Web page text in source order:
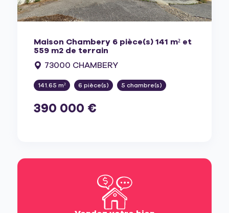
Maison Chambery 6 pièce(s) 141 m² et
559 m2 de terrain
73000 CHAMBERY
141.65 m² 6 pièce(s) 5 chambre(s)
390 000 €